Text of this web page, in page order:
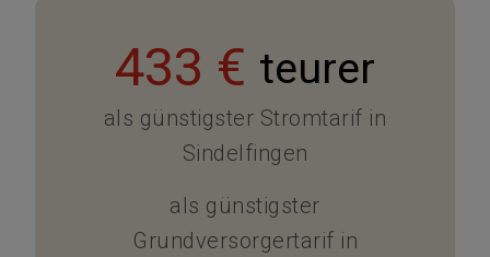
433 € teurer
als günstigster Stromtarif in
Sindelfingen
als günstigster
Grundversorgertarif in